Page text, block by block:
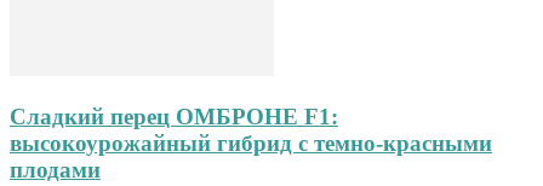
Сладкий перец ОМБРОНЕ F1:
высокоурожайный гибрид с темно-красными
плодами